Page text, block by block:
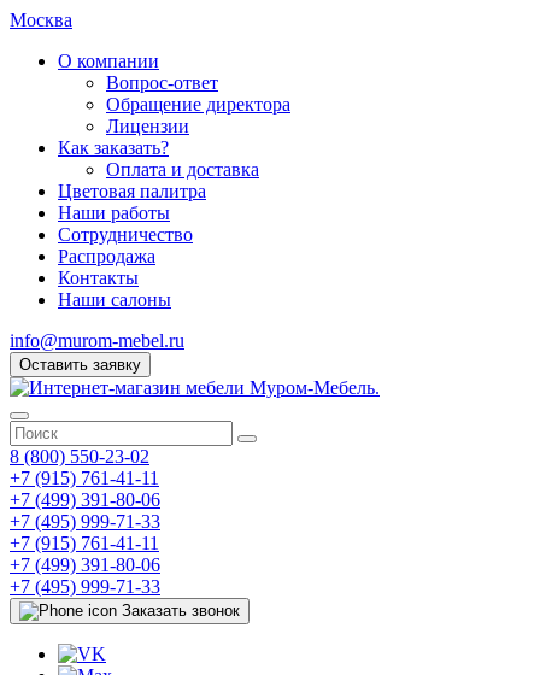
Москва
О компании
Вопрос-ответ
Обращение директора
Лицензии
Как заказать?
Оплата и доставка
Цветовая палитра
Наши работы
Сотрудничество
Распродажа
Контакты
Наши салоны
info@murom-mebel.ru
Оставить заявку
8 (800) 550-23-02
+7 (915) 761-41-11
+7 (499) 391-80-06
+7 (495) 999-71-33
+7 (915) 761-41-11
+7 (499) 391-80-06
+7 (495) 999-71-33
Заказать звонок